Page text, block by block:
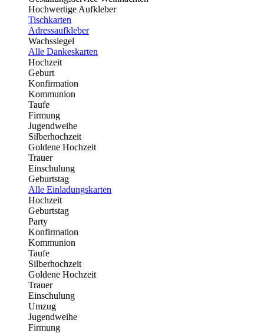
Hochwertige Aufkleber
Tischkarten
Adressaufkleber
Wachssiegel
Alle Dankeskarten
Hochzeit
Geburt
Konfirmation
Kommunion
Taufe
Firmung
Jugendweihe
Silberhochzeit
Goldene Hochzeit
Trauer
Einschulung
Geburtstag
Alle Einladungskarten
Hochzeit
Geburtstag
Party
Konfirmation
Kommunion
Taufe
Silberhochzeit
Goldene Hochzeit
Trauer
Einschulung
Umzug
Jugendweihe
Firmung